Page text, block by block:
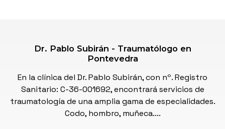
Dr. Pablo Subirán - Traumatólogo en
Pontevedra
En la clínica del Dr. Pablo Subirán, con nº. Registro
Sanitario: C-36-001692, encontrará servicios de
traumatología de una amplia gama de especialidades.
Codo, hombro, muñeca....